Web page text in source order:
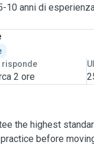
10 anni di
risponde
2 ore
the highest
before